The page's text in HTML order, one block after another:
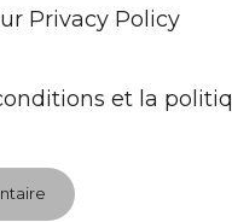
Privacy Policy
et la